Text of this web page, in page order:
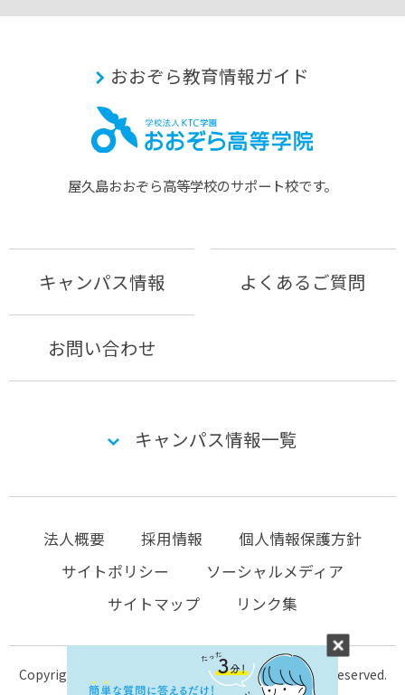
おおぞら教育情報ガイド
屋久島おおぞら⾼等学校のサポート校です。
キャンパス情報 よくあるご質問
お問い合わせ
キャンパス情報一覧
法人概要 採用情報
個人情報保護方針
サイトポリシー
ソーシャルメディア
サイトマップ
リンク集
Copyright © 2004-2026 KTC-school.com All Rights Reserved.